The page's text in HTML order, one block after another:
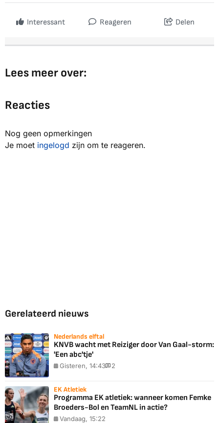
Interessant Reageren Delen
Lees meer over:
Reacties
Nog geen opmerkingen
Je moet ingelogd zijn om te reageren.
Gerelateerd nieuws
Nederlands elftal
KNVB wacht met Reiziger door Van Gaal-storm:
'Een abc'tje'
Gisteren, 14:43 2
EK Atletiek
Programma EK atletiek: wanneer komen Femke
Broeders-Bol en TeamNL in actie?
Vandaag, 15:22